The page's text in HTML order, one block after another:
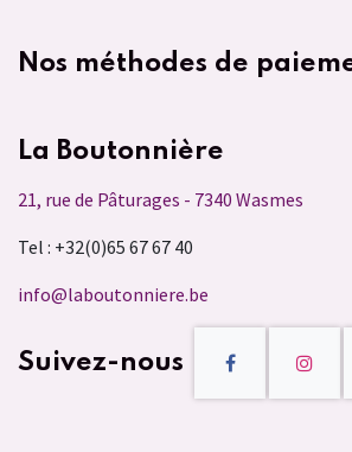
Nos méthodes de
La Boutonnière
21, rue de Pâturages - 7340 Wasmes
Tel : +32(0)65 67 67 40
info@laboutonniere.be
Suivez-nous